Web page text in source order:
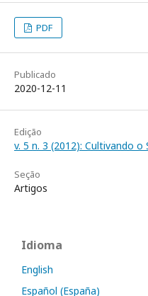
PDF
Publicado
2020-12-11
Edição
v. 5 n. 3 (2012): Cultivando o
Seção
Artigos
Idioma
English
Español (España)